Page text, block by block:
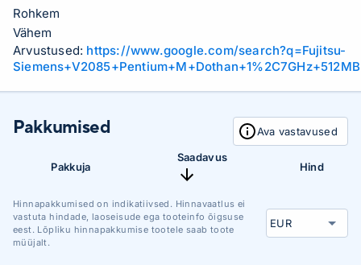
Rohkem
Vähem
Arvustused: https://www.google.com/search?q=Fujitsu-
Pakkumised Ava vastavused
Pakkuja
Saadavus
Hind
Hinnapakkumised on indikatiivsed. Hinnavaatlus ei
vastuta hindade, laoseisude ega tooteinfo õigsuse
eest. Lõpliku hinnapakkumise tootele saab toote
müüjalt.